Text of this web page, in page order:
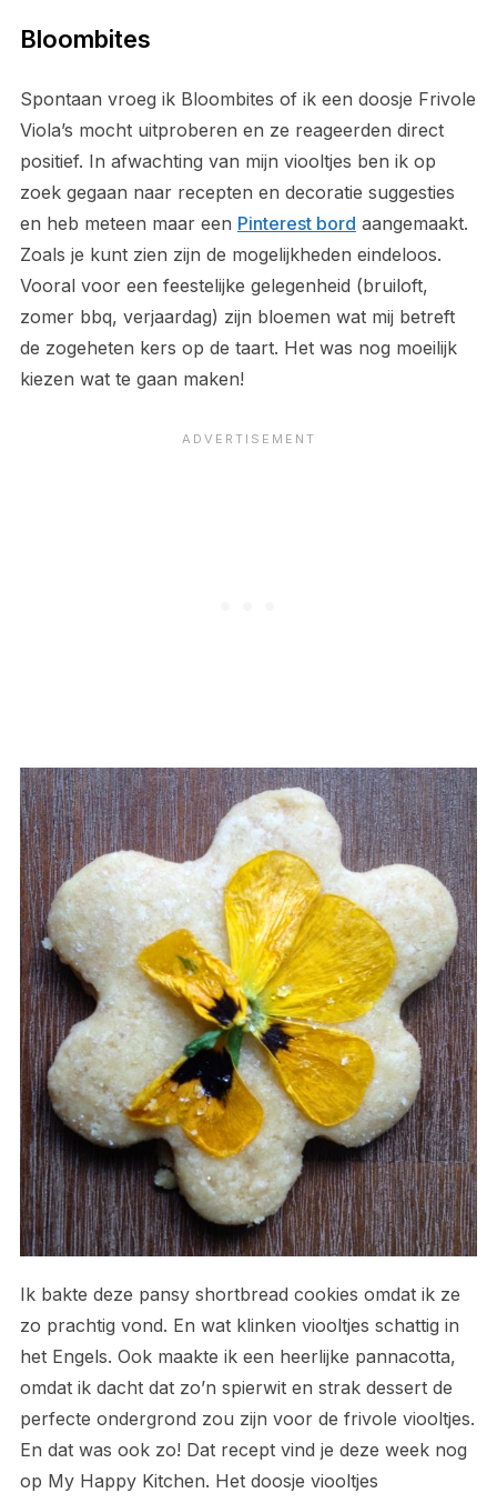
Bloombites
Spontaan vroeg ik Bloombites of ik een doosje Frivole
Viola’s mocht uitproberen en ze reageerden direct
positief. In afwachting van mijn viooltjes ben ik op
zoek gegaan naar recepten en decoratie suggesties
en heb meteen maar een Pinterest bord aangemaakt.
Zoals je kunt zien zijn de mogelijkheden eindeloos.
Vooral voor een feestelijke gelegenheid (bruiloft,
zomer bbq, verjaardag) zijn bloemen wat mij betreft
de zogeheten kers op de taart. Het was nog moeilijk
kiezen wat te gaan maken!
Ik bakte deze pansy shortbread cookies omdat ik ze
zo prachtig vond. En wat klinken viooltjes schattig in
het Engels. Ook maakte ik een heerlijke pannacotta,
omdat ik dacht dat zo’n spierwit en strak dessert de
perfecte ondergrond zou zijn voor de frivole viooltjes.
En dat was ook zo! Dat recept vind je deze week nog
op My Happy Kitchen. Het doosje viooltjes